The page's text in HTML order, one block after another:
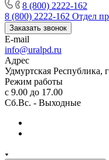
8 (800) 2222-162
8 (800) 2222-162 Отдел
Заказать звонок
E-mail
info@uralpd.ru
Адрес
Удмуртская Республика,
Режим работы
с 9.00 до 17.00
Сб.Вс. - Выходные